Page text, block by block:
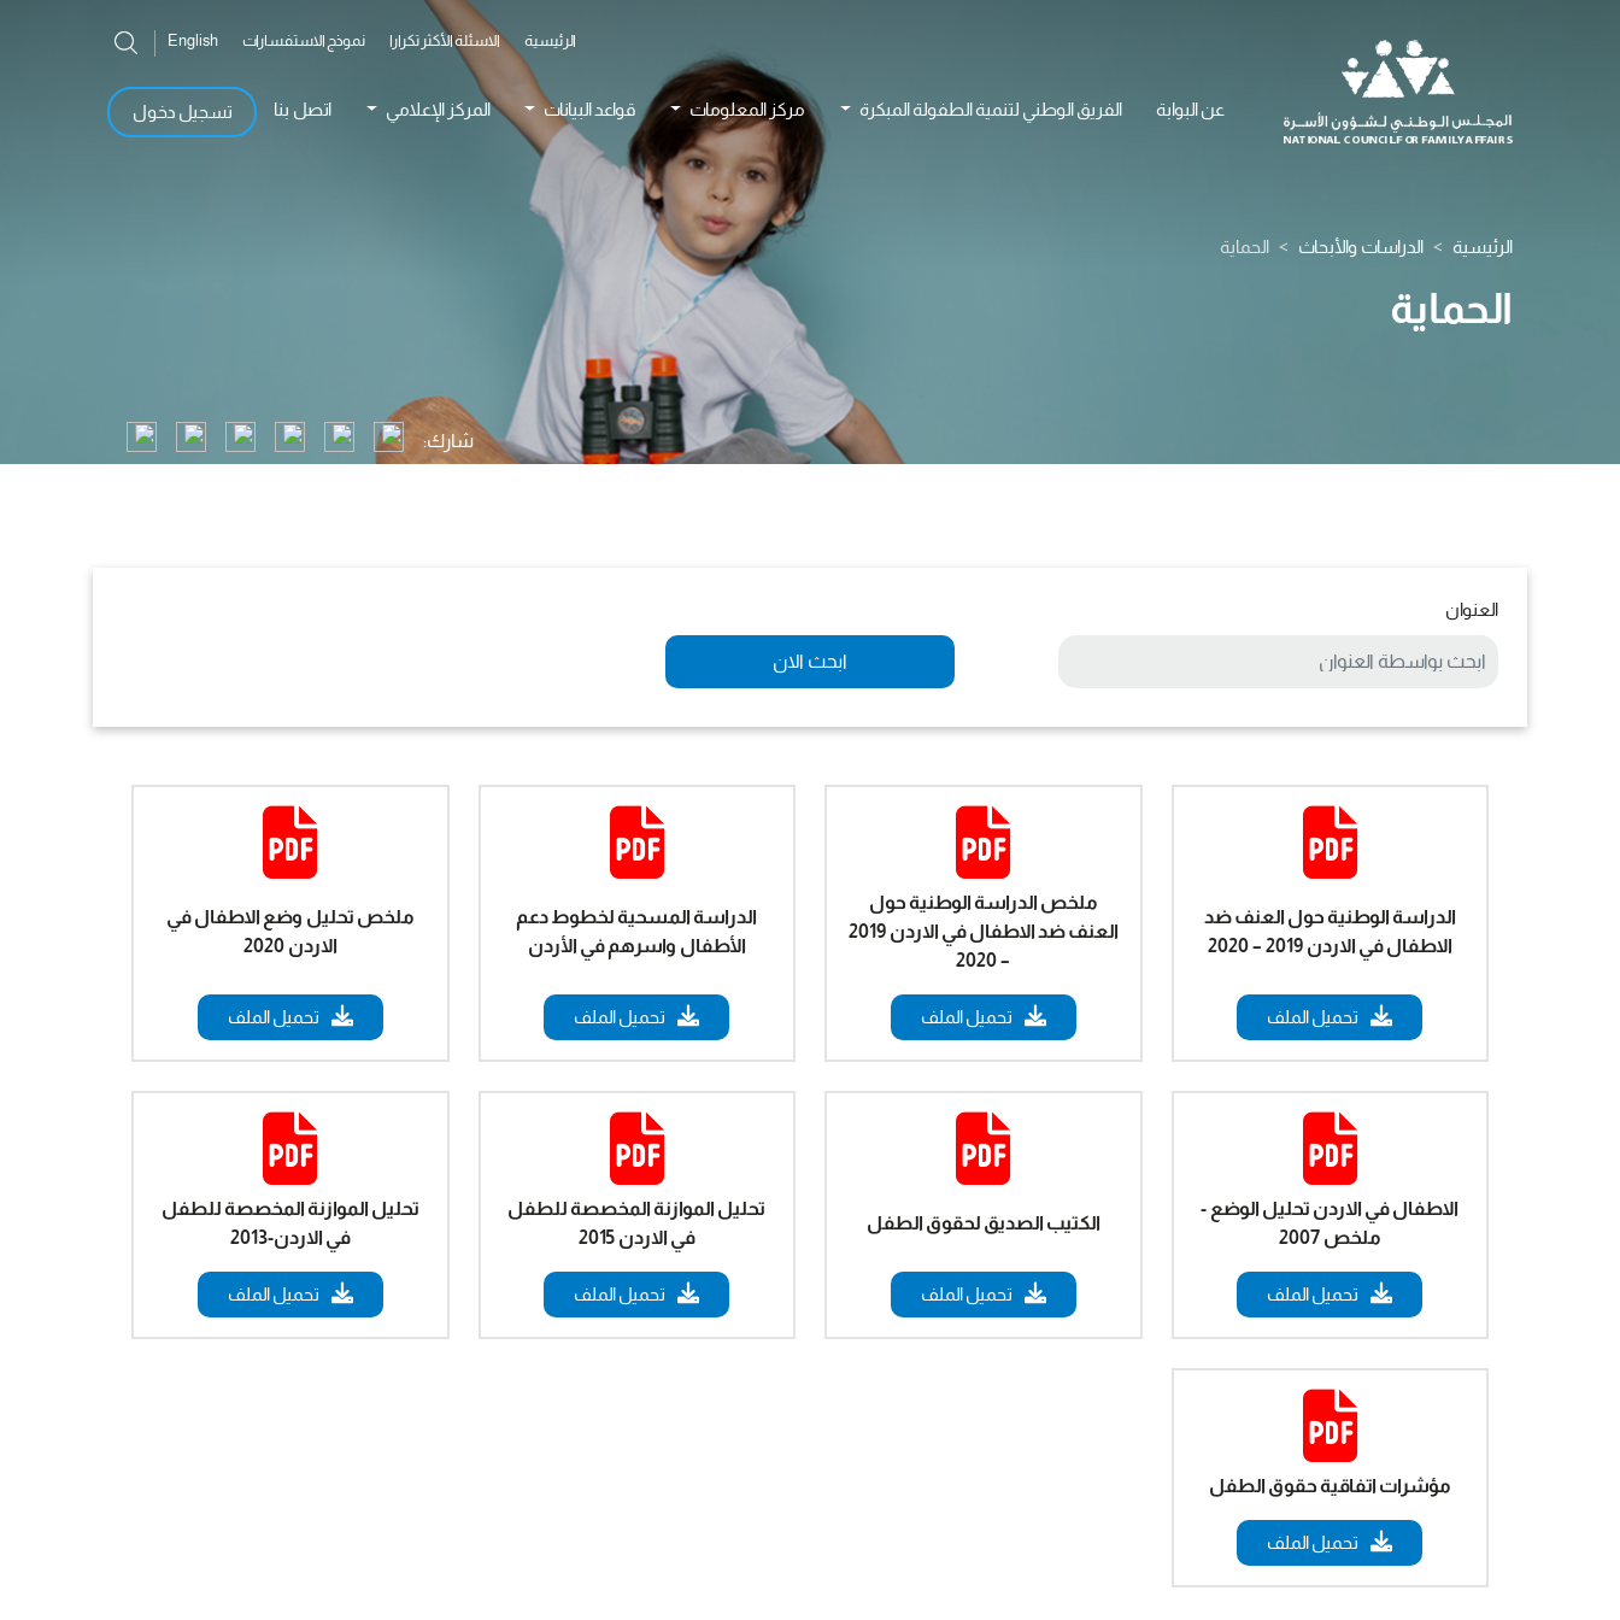
الرئيسية الاسئلة الأكثر تكرارا نموذج الاستفسارات English
عن البوابة الفريق الوطني لتنمية الطفولة المبكرة مركز المعلومات قواعد البيانات المركز الإعلامي اتصل بنا تسجيل دخول
الرئيسية الدراسات والأبحاث الحماية
الحماية
شارك:
العنوان
ابحث الان
الدراسة الوطنية حول العنف ضد
الاطفال في الاردن 2019 – 2020
تحميل الملف
ملخص الدراسة الوطنية حول
العنف ضد الاطفال في الاردن 2019
– 2020
تحميل الملف
الدراسة المسحية لخطوط دعم
الأطفال واسرهم في الأردن
تحميل الملف
ملخص تحليل وضع الاطفال في
الاردن 2020
تحميل الملف
الاطفال في الاردن تحليل الوضع -
ملخص 2007
تحميل الملف
الكتيب الصديق لحقوق الطفل
تحميل الملف
تحليل الموازنة المخصصة للطفل
في الاردن 2015
تحميل الملف
تحليل الموازنة المخصصة للطفل
في الاردن-2013
تحميل الملف
مؤشرات اتفاقية حقوق الطفل
تحميل الملف